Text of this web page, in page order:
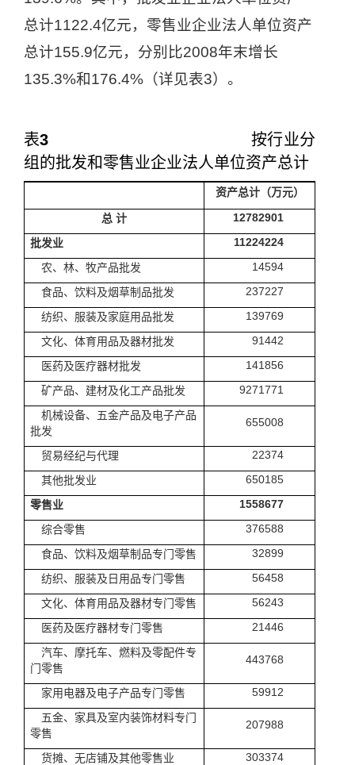
总计1122.4亿元，零售业企业法人单位资产
总计155.9亿元，分别比2008年末增长
135.3%和176.4% （详见表3）。
表3
按行业分
组的批发和零售业企业法人单位资产总计
资产总计（万元）
总 计
12782901
批发业
11224224
农、林、牧产品批发
14594
食品、饮料及烟草制品批发
237227
纺织、服装及家庭用品批发
139769
文化、体育用品及器材批发
91442
医药及医疗器材批发
141856
矿产品、建材及化工产品批发
9271771
机械设备、五金产品及电子产品
批发
655008
贸易经纪与代理
22374
其他批发业
650185
零售业
1558677
综合零售
376588
食品、饮料及烟草制品专门零售
32899
纺织、服装及日用品专门零售
56458
文化、体育用品及器材专门零售
56243
医药及医疗器材专门零售
21446
汽车、摩托车、燃料及零配件专
门零售
443768
家用电器及电子产品专门零售
59912
五金、家具及室内装饰材料专门
零售
207988
货摊、无店铺及其他零售业 303374